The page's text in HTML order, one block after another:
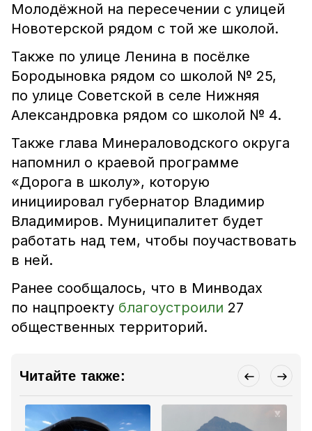
Молодёжной на пересечении с улицей
Новотерской рядом с той же школой.
Также по улице Ленина в посёлке
Бородыновка рядом со школой № 25,
по улице Советской в селе Нижняя
Александровка рядом со школой № 4.
Также глава Минераловодского округа
напомнил о краевой программе
«Дорога в школу», которую
инициировал губернатор Владимир
Владимиров. Муниципалитет будет
работать над тем, чтобы поучаствовать
в ней.
Ранее сообщалось, что в Минводах
по нацпроекту благоустроили 27
общественных территорий.
Читайте также: